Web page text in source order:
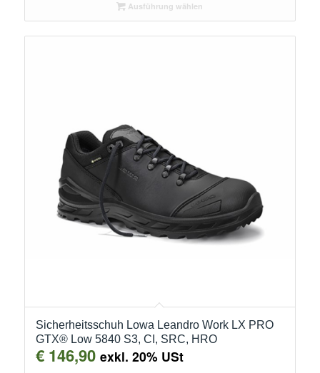
Ausführung wählen
Sicherheitsschuh Lowa Leandro Work LX PRO
GTX® Low 5840 S3, CI, SRC, HRO
€146,90 exkl. 20% USt